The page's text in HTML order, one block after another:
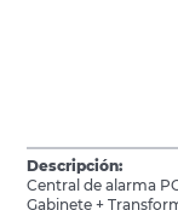
Descripción:
Central de alarma
Gabinete +